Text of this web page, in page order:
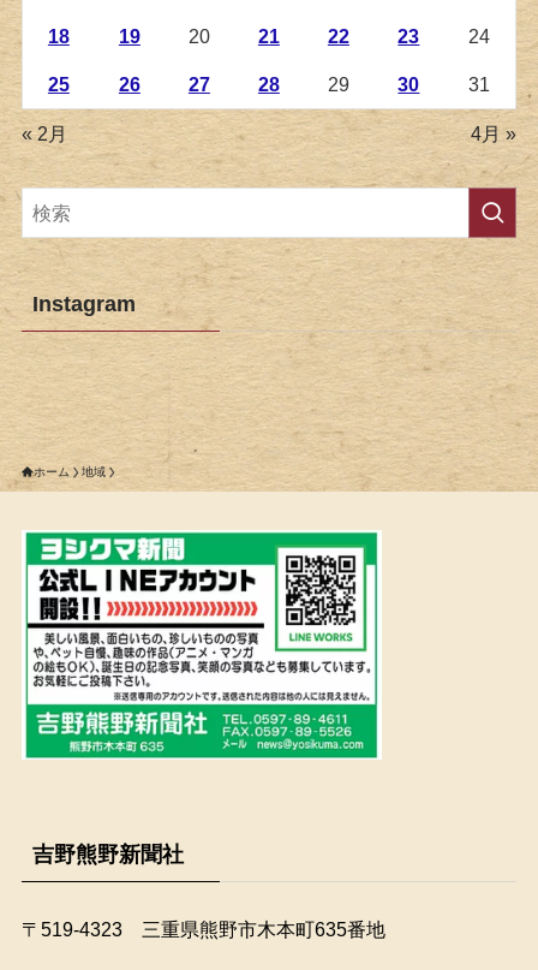
18 19 20 21 22 23 24
25 26 27 28 29 30 31
« 2月 4月 »
Instagram
ホーム 地域
吉野熊野新聞社
〒519-4323 三重県熊野市木本町635番地